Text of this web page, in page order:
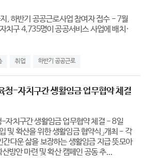
하반기 공공근로사업 참여자 접수 - 7월
치구 4,735명이 공공서비스 사업에 배치·
취업 하반기 공공근로
-자치구간 생활임금 업무협약 체결
치구간 생활임금 업무협약 체결 - 8일
및 확산을 위한 생활임금 협약식」개최 - 각
간다운 삶을 보장하는 생활임금 지급 뜻모아
방안 마련 및 확산 캠페인 공동 추...